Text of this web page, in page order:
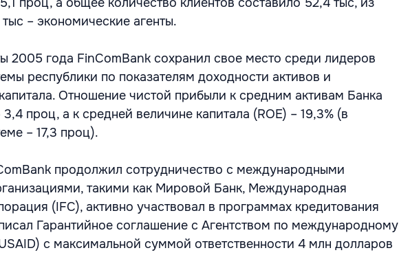
– экономические агенты.
2005 года FinComBank сохранил свое место среди лидеров
республики по показателям доходности активов и
Отношение чистой прибыли к средним активам Банка
проц, а к средней величине капитала (ROE) – 19,3% (в
– 17,3 проц).
продолжил сотрудничество с международными
такими как Мировой Банк, Международная
(IFC), активно участвовал в программах кредитования
Гарантийное соглашение с Агентством по международному
с максимальной суммой ответственности 4 млн долларов